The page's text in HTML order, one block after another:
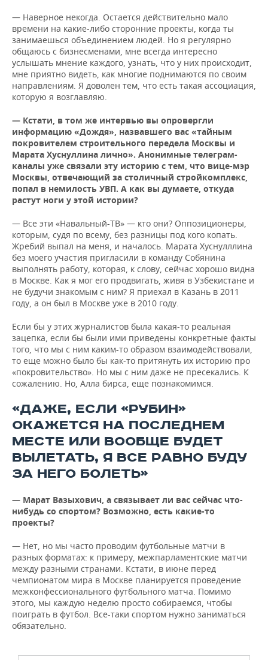
— Наверное некогда. Остается действительно мало
времени на какие-либо сторонние проекты, когда ты
занимаешься объединением людей. Но я регулярно
общаюсь с бизнесменами, мне всегда интересно
услышать мнение каждого, узнать, что у них происходит,
мне приятно видеть, как многие поднимаются по своим
направлениям. Я доволен тем, что есть такая ассоциация,
которую я возглавляю.
— Кстати, в том же интервью вы опровергли
информацию «Дождя», назвавшего вас «тайным
покровителем строительного передела Москвы и
Марата Хуснуллина лично». Анонимные телеграм-
каналы уже связали эту историю с тем, что вице-мэр
Москвы, отвечающий за столичный стройкомплекс,
попал в немилость УВП. А как вы думаете, откуда
растут ноги у этой истории?
— Все эти «Навальный-ТВ» — кто они? Оппозиционеры,
которым, судя по всему, без разницы под кого копать.
Жребий выпал на меня, и началось. Марата Хуснулллина
без моего участия пригласили в команду Собянина
выполнять работу, которая, к слову, сейчас хорошо видна
в Москве. Как я мог его продвигать, живя в Узбекистане и
не будучи знакомым с ним? Я приехал в Казань в 2011
году, а он был в Москве уже в 2010 году.
Если бы у этих журналистов была какая-то реальная
зацепка, если бы были ими приведены конкретные факты
того, что мы с ним каким-то образом взаимодействовали,
то еще можно было бы как-то притянуть их историю про
«покровительство». Но мы с ним даже не пресекались. К
сожалению. Но, Алла бирса, еще познакомимся.
«ДАЖЕ, ЕСЛИ «РУБИН»
ОКАЖЕТСЯ НА ПОСЛЕДНЕМ
МЕСТЕ ИЛИ ВООБЩЕ БУДЕТ
ВЫЛЕТАТЬ, Я ВСЕ РАВНО БУДУ
ЗА НЕГО БОЛЕТЬ»
— Марат Вазыхович, а связывает ли вас сейчас что-
нибудь со спортом? Возможно, есть какие-то
проекты?
— Нет, но мы часто проводим футбольные матчи в
разных форматах: к примеру, межпарламентские матчи
между разными странами. Кстати, в июне перед
чемпионатом мира в Москве планируется проведение
межконфессионального футбольного матча. Помимо
этого, мы каждую неделю просто собираемся, чтобы
поиграть в футбол. Все-таки спортом нужно заниматься
обязательно.